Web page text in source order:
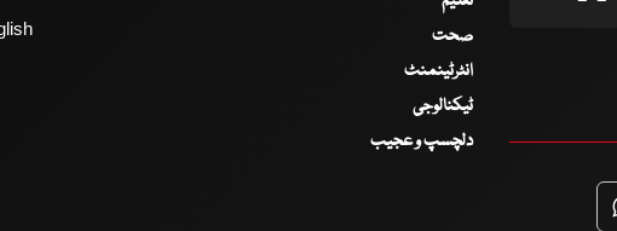
صحت
انٹرٹینمنٹ
ٹیکنالوجی
دلچسپ و عجیب